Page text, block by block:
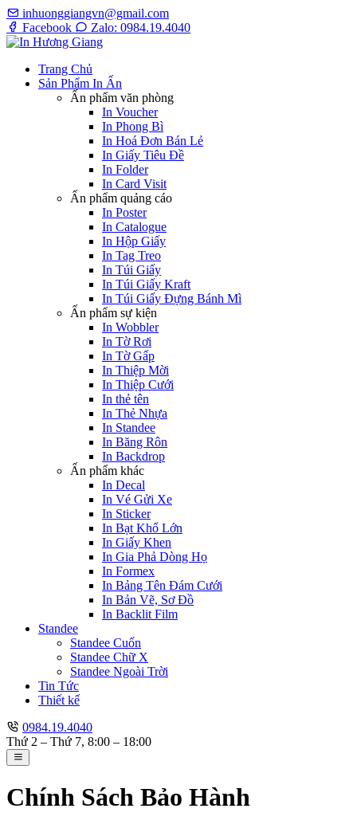
inhuonggiangvn@gmail.com
Facebook
Zalo: 0984.19.4040
Trang Chủ
Sản Phẩm In Ấn
Ấn phẩm văn phòng
In Voucher
In Phong Bì
In Hoá Đơn Bán Lẻ
In Giấy Tiêu Đề
In Folder
In Card Visit
Ấn phẩm quảng cáo
In Poster
In Catalogue
In Hộp Giấy
In Tag Treo
In Túi Giấy
In Túi Giấy Kraft
In Túi Giấy Đựng Bánh Mì
Ấn phẩm sự kiện
In Wobbler
In Tờ Rơi
In Tờ Gấp
In Thiệp Mời
In Thiệp Cưới
In thẻ tên
In Thẻ Nhựa
In Standee
In Băng Rôn
In Backdrop
Ấn phẩm khác
In Decal
In Vé Gửi Xe
In Sticker
In Bạt Khổ Lớn
In Giấy Khen
In Gia Phả Dòng Họ
In Formex
In Bảng Tên Đám Cưới
In Bản Vẽ, Sơ Đồ
In Backlit Film
Standee
Standee Cuốn
Standee Chữ X
Standee Ngoài Trời
Tin Tức
Thiết kế
0984.19.4040
Thứ 2 – Thứ 7, 8:00 – 18:00
Chính Sách Bảo Hành